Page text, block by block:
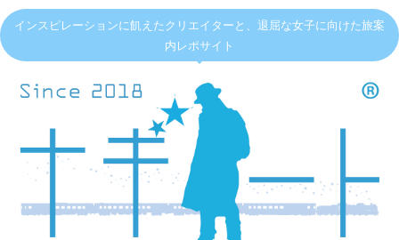
インスピレーションに飢えたクリエイターと、退屈な女子に向けた旅案
内レポサイト